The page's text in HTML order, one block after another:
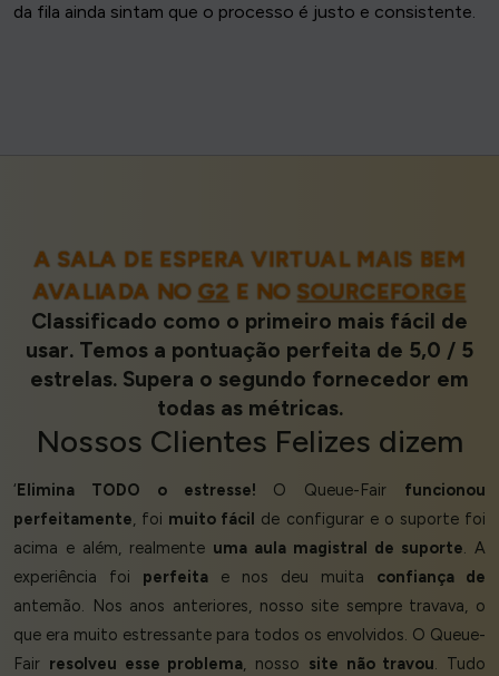
da fila ainda sintam que o processo é justo e consistente.
A SALA DE ESPERA VIRTUAL MAIS BEM
AVALIADA NOG2 E NO SOURCEFORGE
Classificado como o primeiro mais fácil de
usar. Temos a pontuação perfeita de 5,0 / 5
estrelas. Supera o segundo fornecedor em
todas as métricas.
Nossos Clientes Felizes dizem
‘ Elimina TODO o estresse! O Queue-Fair funcionou
perfeitamente, foi muito fácil
de configurar e o suporte foi
acima e além, realmente uma aula magistral de suporte. A
experiência foi perfeita e nos deu muita confiança de
antemão. Nos anos anteriores, nosso site sempre travava, o
que era muito estressante para todos os envolvidos. O Queue-
Fair resolveu esse problema, nosso site não travou. Tudo